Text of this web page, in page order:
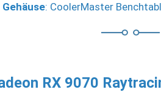
Gehäuse: CoolerMaster
RX 9070